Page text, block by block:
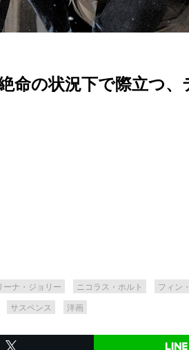
命の状況下で際立つ
ーナ・ジョリー ニコラス・ホルト フィン
サスペンス 洋画